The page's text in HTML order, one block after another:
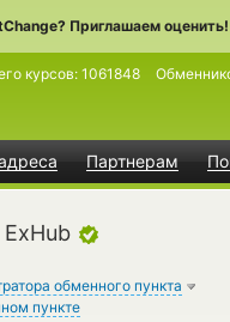
Приглашаем оценить!
Партнерам
курсов: 1061848
обменного пункта
пункте